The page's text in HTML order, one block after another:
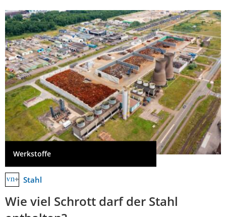
Werkstoffe
Stahl
Wie viel Schrott darf der Stahl